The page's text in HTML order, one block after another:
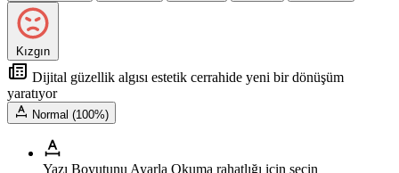
Kızgın
Dijital güzellik algısı estetik cerrahide yeni bir dönüşüm
yaratıyor
Normal (100%)
Yazı Boyutunu Ayarla Okuma rahatlığı için seçin